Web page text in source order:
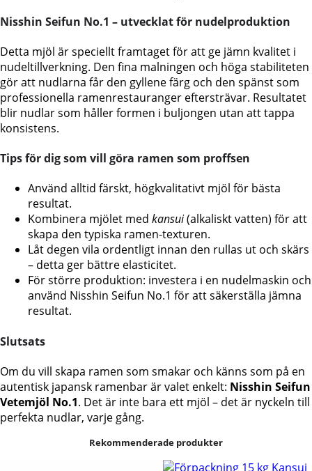
Nisshin Seifun No.1 – utvecklat för nudelproduktion
Detta mjöl är speciellt framtaget för att ge jämn kvalitet i
nudeltillverkning. Den fina malningen och höga stabiliteten
gör att nudlarna får den gyllene färg och den spänst som
professionella ramenrestauranger eftersträvar. Resultatet
blir nudlar som håller formen i buljongen utan att tappa
konsistens.
Tips för dig som vill göra ramen som proffsen
Använd alltid färskt, högkvalitativt mjöl för bästa
resultat.
Kombinera mjölet med kansui(alkaliskt vatten) för att
skapa den typiska ramen-texturen.
Låt degen vila ordentligt innan den rullas ut och skärs
– detta ger bättre elasticitet.
För större produktion: investera i en nudelmaskin och
använd Nisshin Seifun No.1 för att säkerställa jämna
resultat.
Slutsats
Om du vill skapa ramen som smakar och känns som på en
autentisk japansk ramenbar är valet enkelt: Nisshin Seifun
Vetemjöl No.1. Det är inte bara ett mjöl – det är nyckeln till
perfekta nudlar, varje gång.
Rekommenderade produkter